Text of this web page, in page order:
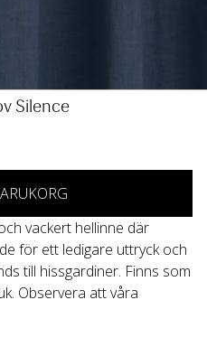
Silence
vackert hellinne där
för ett ledigare uttryck och
till hissgardiner. Finns som
Observera att våra